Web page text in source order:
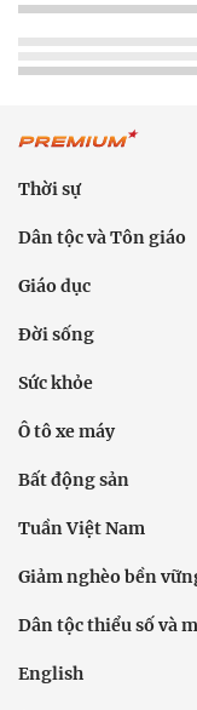
Thời sự
Dân tộc và Tôn giáo
Giáo dục
Đời sống
Sức khỏe
Ô tô xe máy
Bất động sản
Tuần Việt Nam
Giảm nghèo bền
Dân tộc thiểu số và
English